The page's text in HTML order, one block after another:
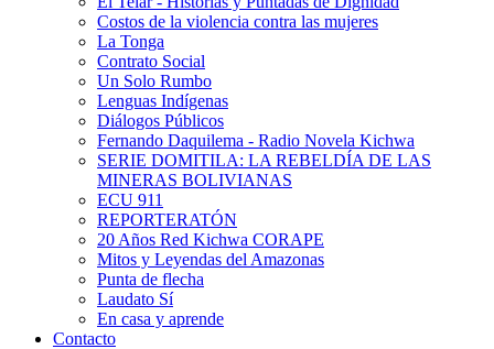
Costos de la violencia contra las mujeres
La Tonga
Contrato Social
Un Solo Rumbo
Lenguas Indígenas
Diálogos Públicos
Fernando Daquilema - Radio Novela Kichwa
SERIE DOMITILA: LA REBELDÍA DE LAS
MINERAS BOLIVIANAS
ECU 911
REPORTERATÓN
20 Años Red Kichwa CORAPE
Mitos y Leyendas del Amazonas
Punta de flecha
Laudato Sí
En casa y aprende
Contacto